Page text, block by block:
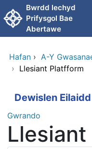
Neidio i'r prif gynnwy
Bwrdd lechyd
Prifysgol Bae
Abertawe
Hafan › A-Y
› Llesiant Platfform
Dewislen Eilaidd
Gwrando